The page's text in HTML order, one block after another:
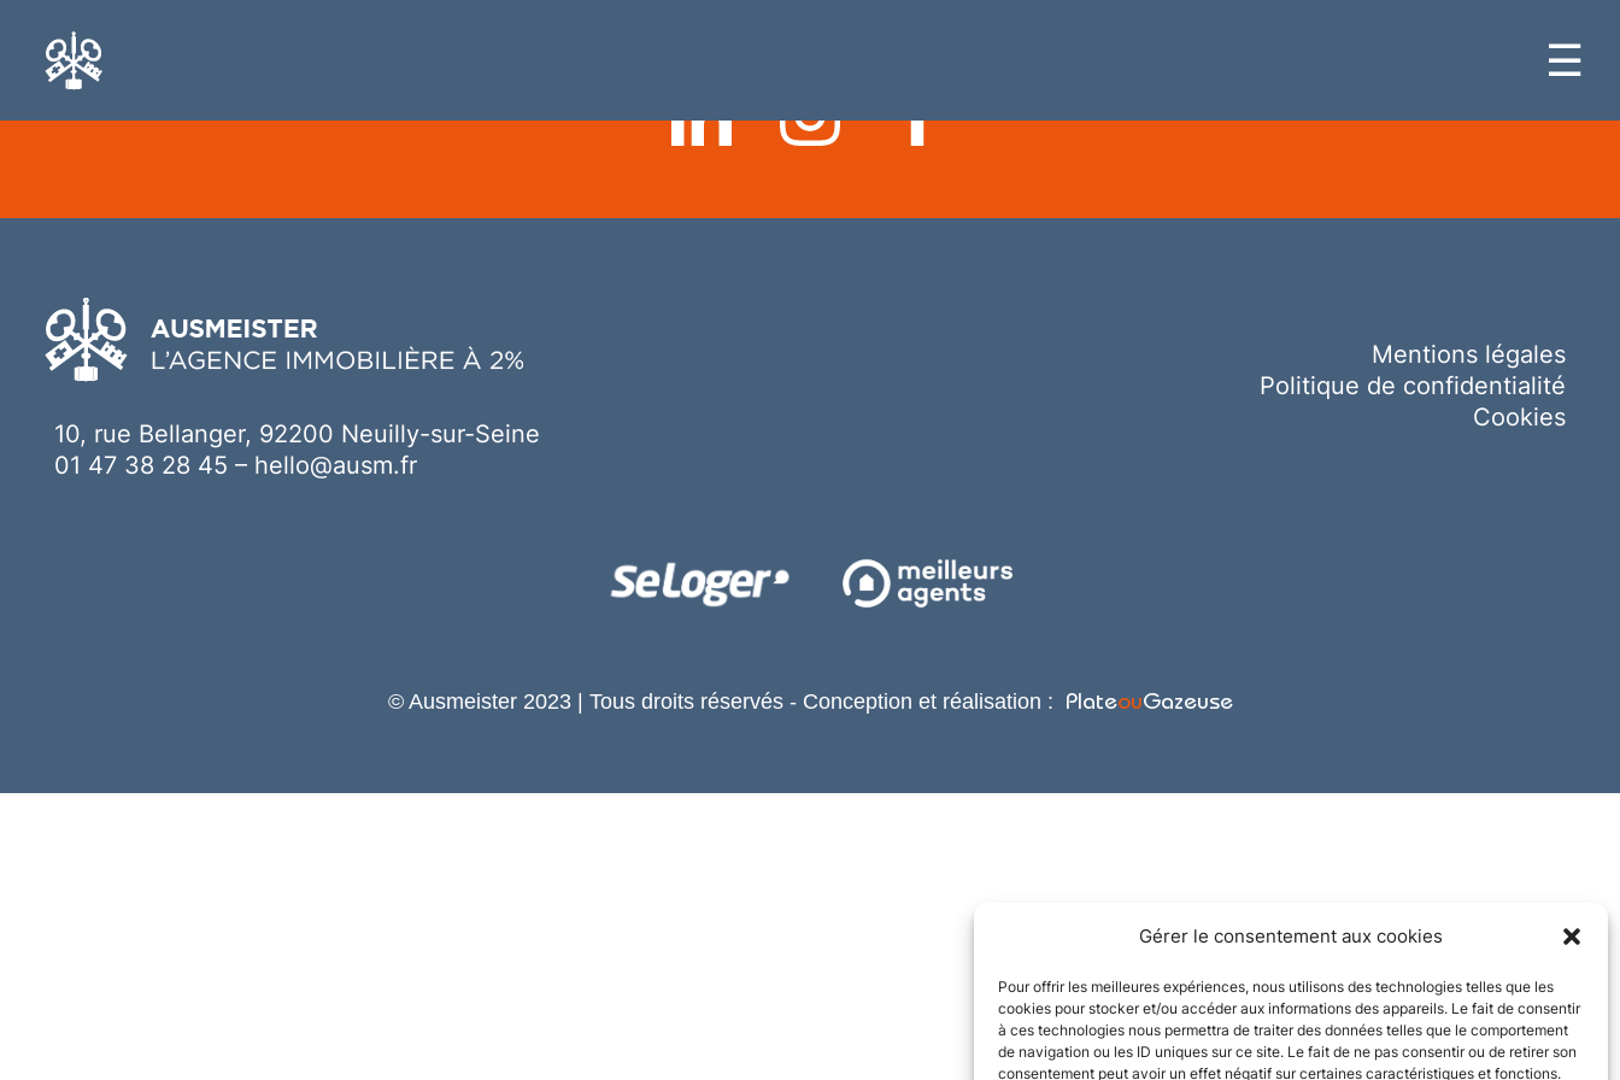
Gérer le consentement aux cookies
Pour offrir les meilleures expériences, nous utilisons des technologies telles que les
cookies pour stocker et/ou accéder aux informations des appareils. Le fait de consentir
à ces technologies nous permettra de traiter des données telles que le comportement
de navigation ou les ID uniques sur ce site. Le fait de ne pas consentir ou de retirer son
consentement peut avoir un effet négatif sur certaines caractéristiques et fonctions.
☰
10, rue Bellanger, 92200 Neuilly-sur-Seine
01 47 38 28 45 – hello@ausm.fr
Mentions légales
Politique de confidentialité
Cookies
© Ausmeister 2023 | Tous droits réservés - Conception et réalisation : PlateouGazeuse